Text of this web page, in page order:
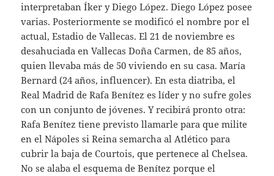
interpretaban Íker y Diego López. Diego López posee
varias. Posteriormente se modificó el nombre por el
actual, Estadio de Vallecas. El 21 de noviembre es
desahuciada en Vallecas Doña Carmen, de 85 años,
quien llevaba más de 50 viviendo en su casa. María
Bernard (24 años, influencer). En esta diatriba, el
Real Madrid de Rafa Benítez es líder y no sufre goles
con un conjunto de jóvenes. Y recibirá pronto otra:
Rafa Benítez tiene previsto llamarle para que milite
en el Nápoles si Reina semarcha al Atlético para
cubrir la baja de Courtois, que pertenece al Chelsea.
No se alaba el esquema de Benítez porque el